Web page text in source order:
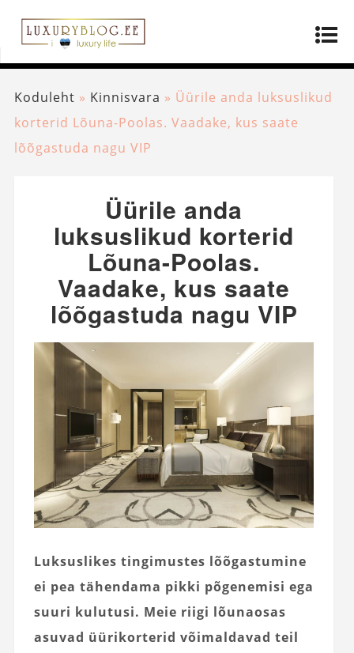
Koduleht » Kinnisvara » Üürile anda luksuslikud
korterid Lõuna-Poolas. Vaadake, kus saate
lõõgastuda nagu VIP
Üürile anda
luksuslikud korterid
Lõuna-Poolas.
Vaadake, kus saate
lõõgastuda nagu VIP
Luksuslikes tingimustes lõõgastumine
ei pea tähendama pikki põgenemisi ega
suuri kulutusi. Meie riigi lõunaosas
asuvad üürikorterid võimaldavad teil